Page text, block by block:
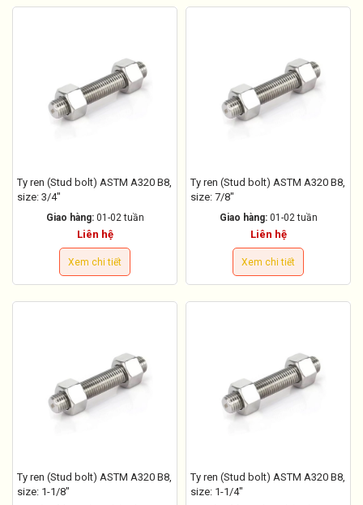
Ty ren (Stud bolt) ASTM A320 B8,
size: 3/4"
Giao hàng: 01-02 tuần
Liên hệ
Xem chi tiết
Ty ren (Stud bolt) ASTM A320 B8,
size: 7/8"
Giao hàng: 01-02 tuần
Liên hệ
Xem chi tiết
Ty ren (Stud bolt) ASTM A320 B8,
size: 1-1/8"
Ty ren (Stud bolt) ASTM A320 B8,
size: 1-1/4"